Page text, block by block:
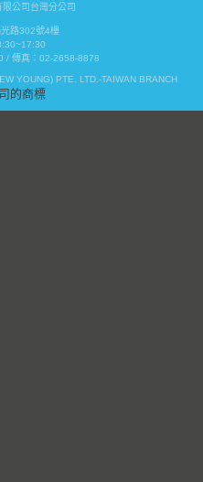
公司台灣分公司
路302號4樓
/ 傳真：02-2658-8878
YOUNG) PTE. LTD.-TAIWAN BRANCH
的商標